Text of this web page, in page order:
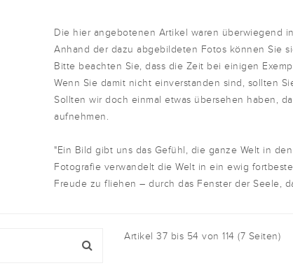
Die hier angebotenen Artikel waren überwiegend
Anhand der dazu abgebildeten Fotos können Sie
Bitte beachten Sie, dass die Zeit bei einigen
Wenn Sie damit nicht einverstanden sind, sollten
Sollten wir doch einmal etwas übersehen haben,
aufnehmen.
"Ein Bild gibt uns das Gefühl, die ganze Welt in
Fotografie verwandelt die Welt in ein ewig
Freude zu fliehen – durch das Fenster der Seele,
Artikel 37 bis 54 von 114 (7 Seiten)